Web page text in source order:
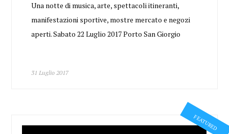
Una notte di musica, arte, spettacoli itineranti,
manifestazioni sportive, mostre mercato e negozi
aperti. Sabato 22 Luglio 2017 Porto San Giorgio
31 Luglio 2017
FEATURED